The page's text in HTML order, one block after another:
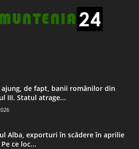
ajung, de fapt, banii românilor din
III. Statul atrage...
Alba, exporturi în scădere în aprilie
ce loc...